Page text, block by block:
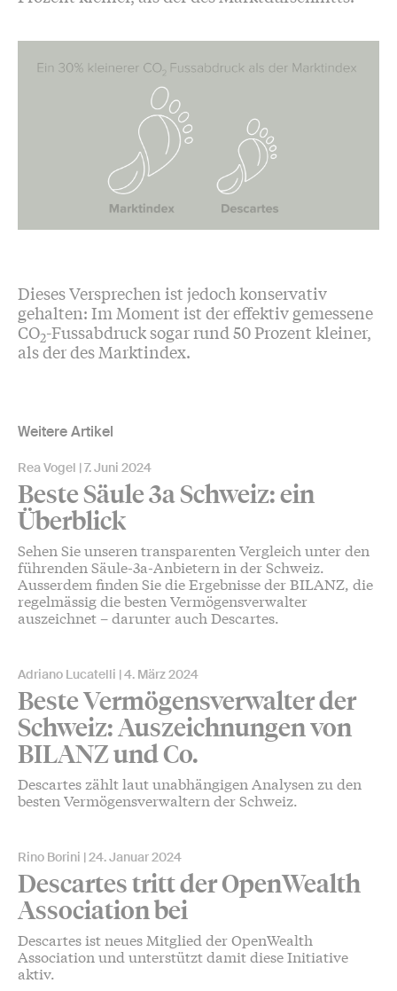
Dieses Versprechen ist jedoch konservativ
gehalten: Im Moment ist der effektiv gemessene
CO2-Fussabdruck sogar rund 50 Prozent kleiner,
als der des Marktindex.
Weitere Artikel
Rea Vogel 7. Juni 2024
Beste Säule 3a Schweiz: ein
Überblick
Sehen Sie unseren transparenten Vergleich unter den
führenden Säule-3a-Anbietern in der Schweiz.
Ausserdem finden Sie die Ergebnisse der BILANZ, die
regelmässig die besten Vermögensverwalter
auszeichnet – darunter auch Descartes.
Adriano Lucatelli 4. März 2024
Beste Vermögensverwalter der
Schweiz: Auszeichnungen von
BILANZ und Co.
Descartes zählt laut unabhängigen Analysen zu den
besten Vermögensverwaltern der Schweiz.
Rino Borini 24. Januar 2024
Descartes tritt der OpenWealth
Association bei
Descartes ist neues Mitglied der OpenWealth
Association und unterstützt damit diese Initiative
aktiv.